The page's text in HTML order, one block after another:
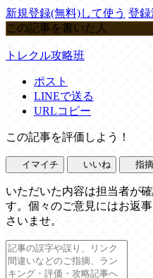
新規登録(無料)して使う 登
この記事を書いた人
トレクル攻略班
ポスト
LINEで送る
URLコピー
この記事を評価しよう！
イマイチ いいね 指
いただいた内容は担当者が
す。個々のご意見にはお返
さいませ。